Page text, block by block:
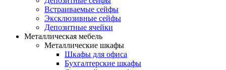
Встраиваемые сейфы
Эксклюзивные сейфы
Депозитные ячейки
Металлическая мебель
Металлические шкафы
Шкафы для офиса
Бухгалтерские шкафы